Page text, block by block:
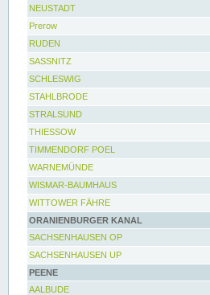
NEUSTADT
Prerow
RUDEN
SASSNITZ
SCHLESWIG
STAHLBRODE
STRALSUND
THIESSOW
TIMMENDORF POEL
WARNEMÜNDE
WISMAR-BAUMHAUS
WITTOWER FÄHRE
ORANIENBURGER KANAL
SACHSENHAUSEN OP
SACHSENHAUSEN UP
PEENE
AALBUDE